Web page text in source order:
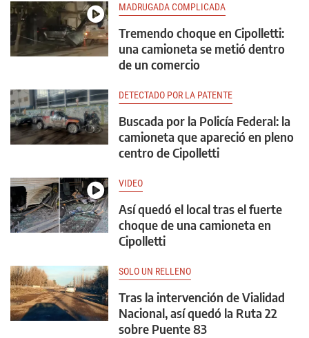
MADRUGADA COMPLICADA
Tremendo choque en Cipolletti:
una camioneta se metió dentro
de un comercio
DETECTADO POR LA PATENTE
Buscada por la Policía Federal: la
camioneta que apareció en pleno
centro de Cipolletti
VIDEO
Así quedó el local tras el fuerte
choque de una camioneta en
Cipolletti
SOLO UN RELLENO
Tras la intervención de Vialidad
Nacional, así quedó la Ruta 22
sobre Puente 83